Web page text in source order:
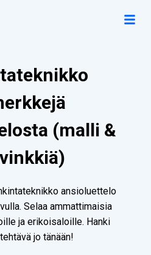
(malli &
ansioluettelo
Selaa ammattimaisia
ja erikoisaloille. Hanki
jo tänään!